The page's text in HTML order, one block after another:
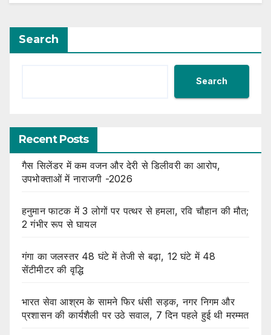
Search
Search
Recent Posts
गैस सिलेंडर में कम वजन और देरी से डिलीवरी का आरोप,
उपभोक्ताओं में नाराजगी -2026
हनुमान फाटक में 3 लोगों पर पत्थर से हमला, रवि चौहान की मौत;
2 गंभीर रूप से घायल
गंगा का जलस्तर 48 घंटे में तेजी से बढ़ा, 12 घंटे में 48
सेंटीमीटर की वृद्धि
भारत सेवा आश्रम के सामने फिर धंसी सड़क, नगर निगम और
प्रशासन की कार्यशैली पर उठे सवाल, 7 दिन पहले हुई थी मरम्मत